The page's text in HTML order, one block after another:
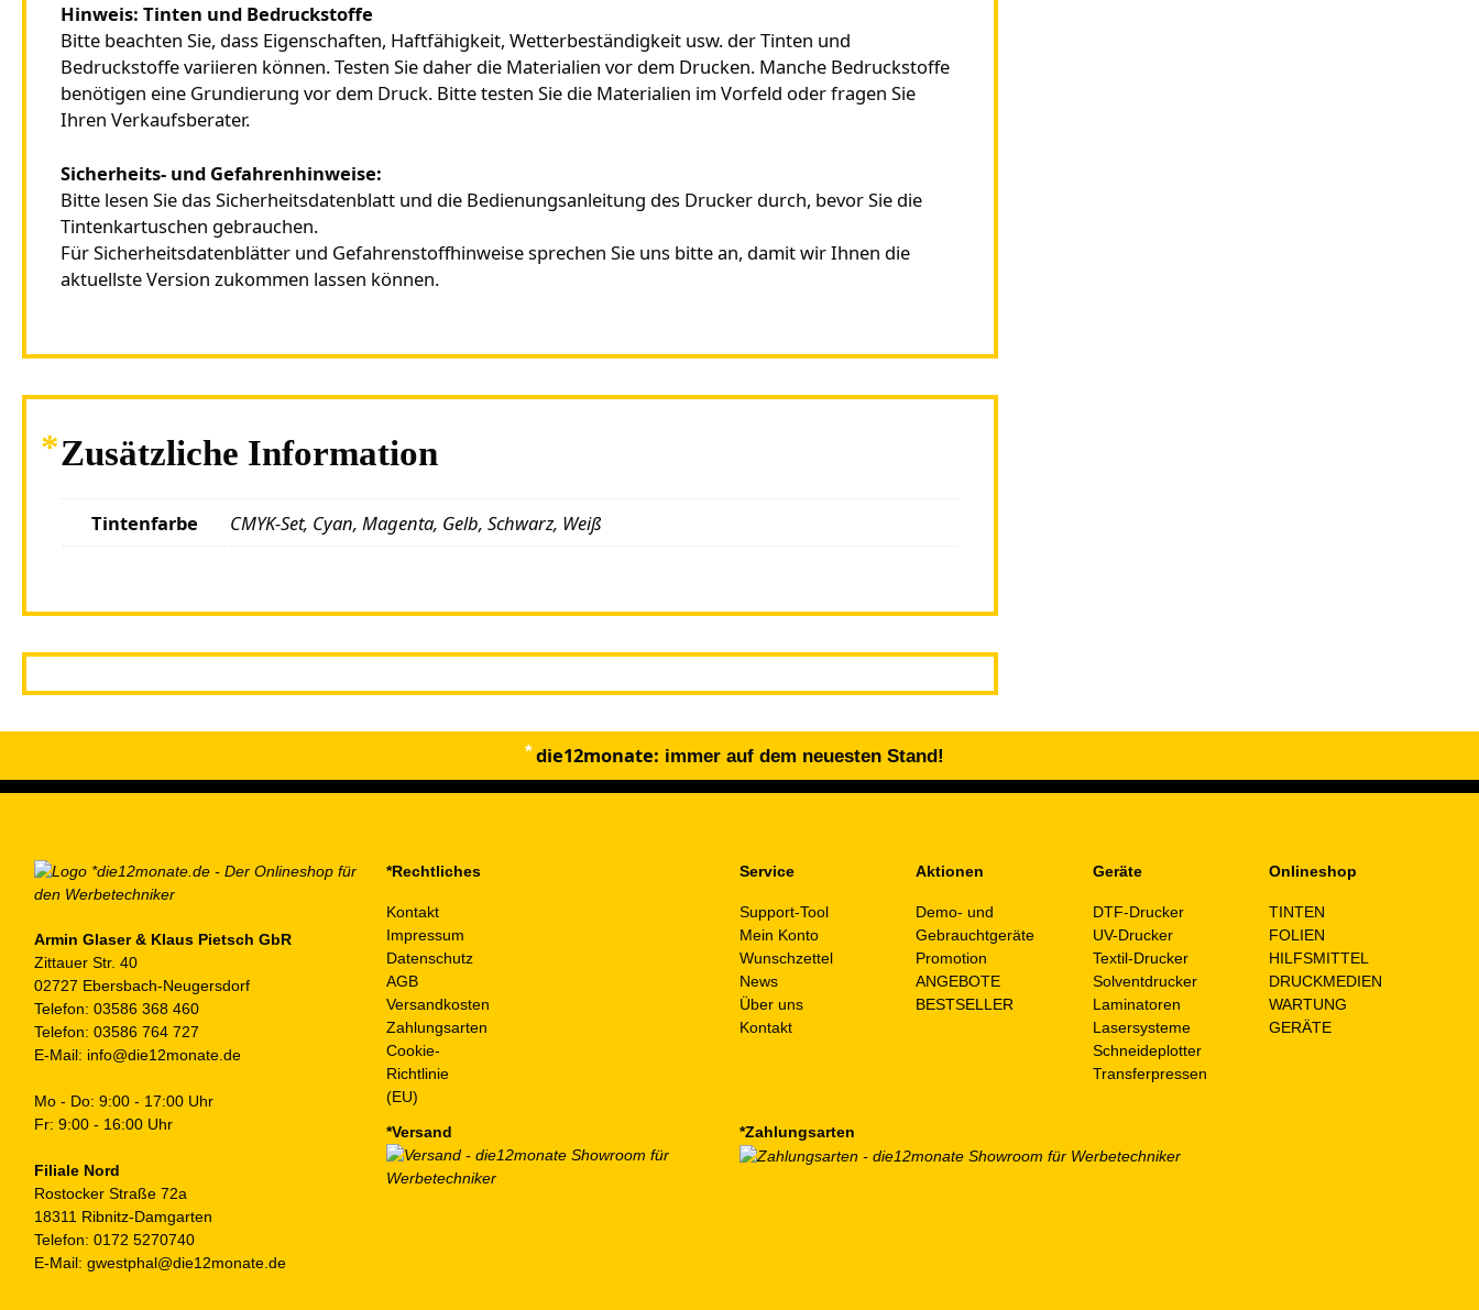
Hinweis: Tinten und Bedruckstoffe
Bitte beachten Sie, dass Eigenschaften, Haftfähigkeit, Wetterbeständigkeit usw. der Tinten und
Bedruckstoffe variieren können. Testen Sie daher die Materialien vor dem Drucken. Manche Bedruckstoffe
benötigen eine Grundierung vor dem Druck. Bitte testen Sie die Materialien im Vorfeld oder fragen Sie
Ihren Verkaufsberater.
Sicherheits- und Gefahrenhinweise:
Bitte lesen Sie das Sicherheitsdatenblatt und die Bedienungsanleitung des Drucker durch, bevor Sie die
Tintenkartuschen gebrauchen.
Für Sicherheitsdatenblätter und Gefahrenstoffhinweise sprechen Sie uns bitte an, damit wir Ihnen die
aktuellste Version zukommen lassen können.
Zusätzliche Information
Tintenfarbe CMYK-Set, Cyan, Magenta, Gelb, Schwarz, Weiß
die12monate: immer auf dem neuesten Stand!
Armin Glaser & Klaus Pietsch GbR
Zittauer Str. 40
02727 Ebersbach-Neugersdorf
Telefon: 03586 368 460
Telefon: 03586 764 727
E-Mail: info@die12monate.de
Mo - Do: 9:00 - 17:00 Uhr
Fr: 9:00 - 16:00 Uhr
Filiale Nord
Rostocker Straße 72a
18311 Ribnitz-Damgarten
Telefon: 0172 5270740
E-Mail: gwestphal@die12monate.de
*Rechtliches
Kontakt
Impressum
Datenschutz
AGB
Versandkosten
Zahlungsarten
Cookie-
Richtlinie
(EU)
*Versand
Service
Support-Tool
Mein Konto
Wunschzettel
News
Über uns
Kontakt
Aktionen
Demo- und
Gebrauchtgeräte
Promotion
ANGEBOTE
BESTSELLER
Geräte
DTF-Drucker
UV-Drucker
Textil-Drucker
Solventdrucker
Laminatoren
Lasersysteme
Schneideplotter
Transferpressen
Onlineshop
TINTEN
FOLIEN
HILFSMITTEL
DRUCKMEDIEN
WARTUNG
GERÄTE
*Zahlungsarten